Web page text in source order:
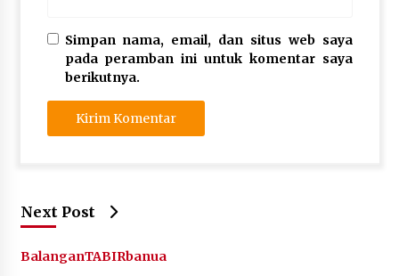
Simpan nama, email, dan situs web saya
pada peramban ini untuk komentar saya
berikutnya.
Next Post
BalanganTABIRbanua